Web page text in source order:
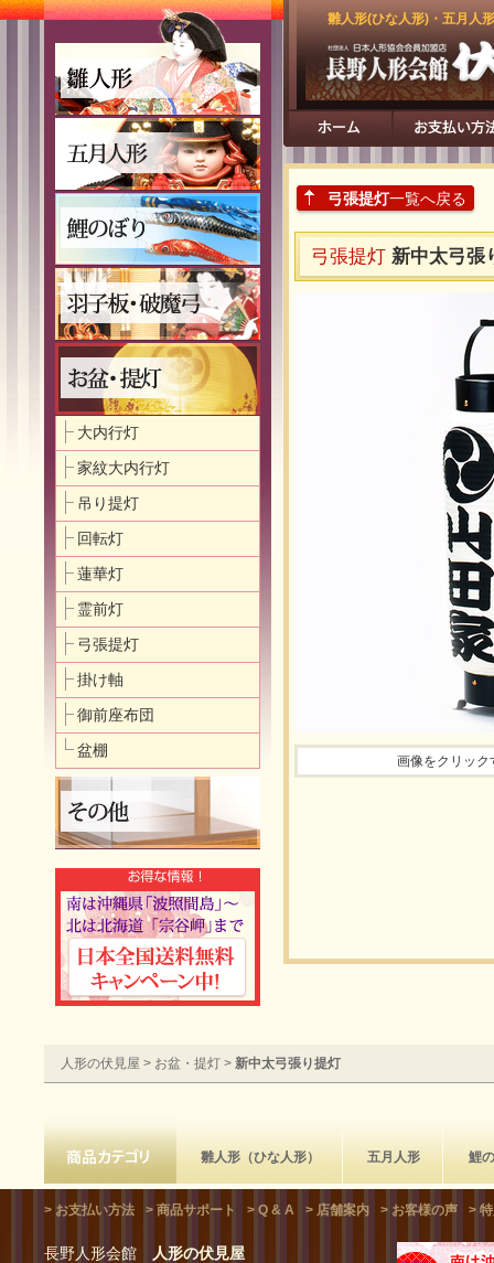
雛人形(ひな人形)・五月人
弓張提灯一覧へ戻る
弓張提灯 新中太弓張
画像をクリック
大内行灯
家紋大内行灯
吊り提灯
回転灯
蓮華灯
霊前灯
弓張提灯
掛け軸
御前座布団
盆棚
人形の伏見屋 > お盆・提灯 > 新中太弓張り提灯
雛人形（ひな人形） 五月人形 鯉
> お支払い方法 > 商品サポート > Q & A > 店舗案内 > お客様の声 >
長野人形会館 人形の伏見屋